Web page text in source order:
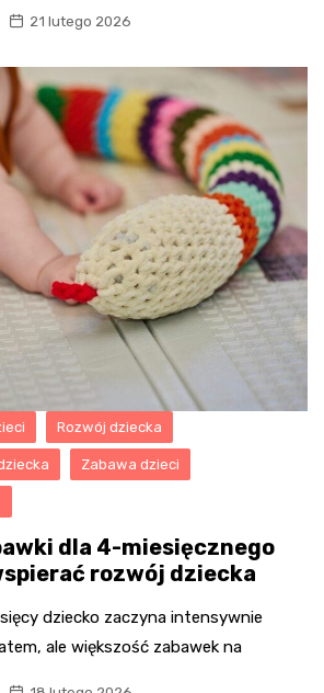
21 lutego 2026
Rozwój dziecka
Zabawa dzieci
dla 4-miesięcznego
rozwój dziecka
dziecko zaczyna intensywnie
ale większość zabawek na